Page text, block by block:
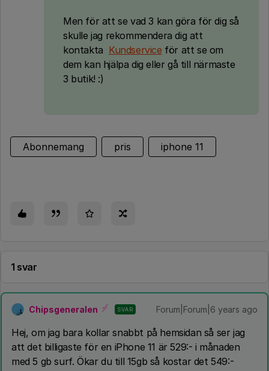
Men för att se vad 3 kan göra för dig så
skulle jag rekommendera dig att
kontakta Kundservice för att se om
dem kan hjälpa dig eller gå till närmaste
3 butik! :)
Abonnemang pris iphone 11
1 svar
Chipsgeneralen SVAR Forum|Forum|6 years ago
Hej, om jag bara kollar snabbt på hemsidan så ser jag
att det billigaste för en iPhone 11 är 529:- i månaden
med 5 gb surf. Ökar du till 15gb så kostar det 549:-